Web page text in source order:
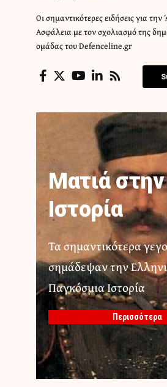
Οι σημαντικότερες ειδήσεις για
Ασφάλεια με τον σχολιασμό της
ομάδας του Defenceline.gr
Ματιά στην
Ιστορία
Τα σημαντικότερα
σημάδεψαν την
Παγκόσμια Ιστορία
Περισσότερα